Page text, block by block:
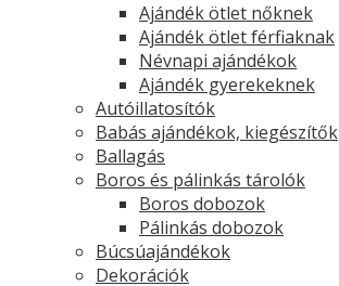
Ajándék ötlet nőknek
Ajándék ötlet férfiaknak
Névnapi ajándékok
Ajándék gyerekeknek
Autóillatosítók
Babás ajándékok, kiegészítők
Ballagás
Boros és pálinkás tárolók
Boros dobozok
Pálinkás dobozok
Búcsúajándékok
Dekorációk